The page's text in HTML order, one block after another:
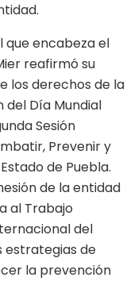
que encabeza el
reafirmó su
los derechos de la
Día Mundial
Sesión
Prevenir y
de Puebla.
de la entidad
al Trabajo
del
estrategias de
la prevención